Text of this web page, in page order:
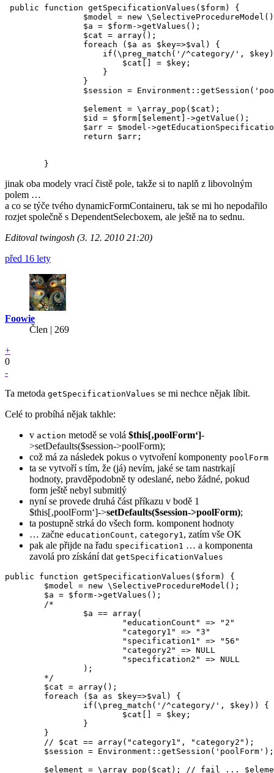
public function getSpecificationValues($form) {
$model = new
                $a = $form->getValues();
                $cat = array();
                foreach ($a as $key=>$val) {
if(\preg_match('/^category/',
                        $cat[] = $key;
                    }
                }
$session =
                $element = \array_pop($cat);
                $id = $form[$element]->getValue();
$arr = $model-
                return $arr;
jinak oba modely vrací čistě pole, takže si to naplň z libovolným
polem …
a co se týče tvého dynamicFormContaineru, tak se mi ho nepodařilo
rozjet společně s DependentSelecboxem, ale ještě na to sednu.
Editoval twingosh (3. 12. 2010 21:20)
před 16 lety
Foowie
Člen | 269
+
0
-
Ta metoda getSpecificationValues se mi nechce nějak líbit.
Celé to probíhá nějak takhle:
v action metodě se volá $this[‚poolForm‘]-
>setDefaults($session->poolForm);
což má za následek pokus o vytvoření komponenty poolForm
ta se vytvoří s tím, že (já) nevím, jaké se tam nastrkají
hodnoty, pravděpodobně ty odeslané, nebo žádné, pokud
form ještě nebyl submitlý
nyní se provede druhá část příkazu v bodě 1
$this[‚poolForm‘]->setDefaults($session->poolForm);
ta postupně strká do všech form. komponent hodnoty
… začne educationCount, category1 , zatím vše OK
pak ale přijde na řadu specification1 … a komponenta
zavolá pro získání dat getSpecificationValues
public function getSpecificationValues($form) {